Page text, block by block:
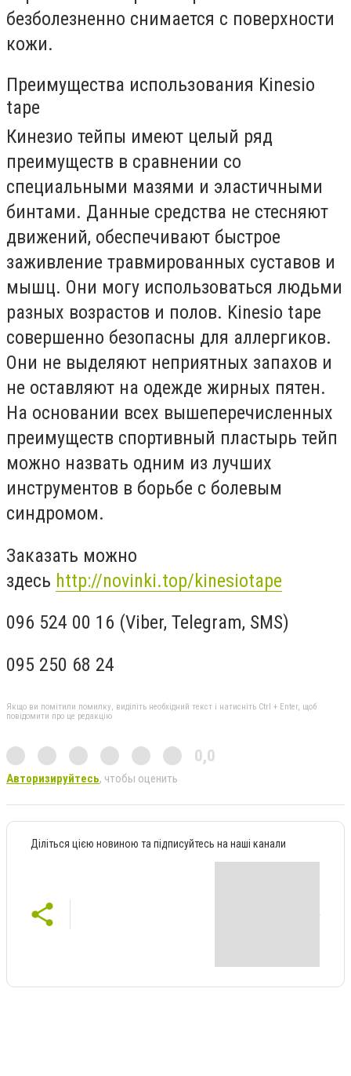
безболезненно снимается с поверхности
кожи.
Преимущества использования Kinesio
tape
Кинезио тейпы имеют целый ряд
преимуществ в сравнении со
специальными мазями и эластичными
бинтами. Данные средства не стесняют
движений, обеспечивают быстрое
заживление травмированных суставов и
мышц. Они могу использоваться людьми
разных возрастов и полов. Kinesio tape
совершенно безопасны для аллергиков.
Они не выделяют неприятных запахов и
не оставляют на одежде жирных пятен.
На основании всех вышеперечисленных
преимуществ спортивный пластырь тейп
можно назвать одним из лучших
инструментов в борьбе с болевым
синдромом.
Заказать можно
здесь http://novinki.top/kinesiotape
096 524 00 16 (Viber, Telegram, SMS)
095 250 68 24
Якщо ви помітили помилку, виділіть необхідний текст і натисніть Ctrl + Enter, щоб
повідомити про це редакцію
0,0
Авторизируйтесь, чтобы оценить
Діліться цією новиною та підписуйтесь на наші канали